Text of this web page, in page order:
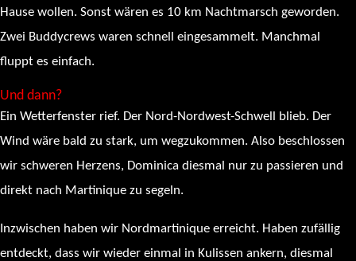
Hause wollen. Sonst wären es 10 km Nachtmarsch geworden.
Zwei Buddycrews waren schnell eingesammelt. Manchmal
fluppt es einfach.
Und dann?
Ein Wetterfenster rief. Der Nord-Nordwest-Schwell blieb. Der
Wind wäre bald zu stark, um wegzukommen. Also beschlossen
wir schweren Herzens, Dominica diesmal nur zu passieren und
direkt nach Martinique zu segeln.
Inzwischen haben wir Nordmartinique erreicht. Haben zufällig
entdeckt, dass wir wieder einmal in Kulissen ankern, diesmal